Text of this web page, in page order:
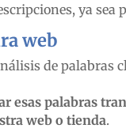
ya sea
web
de palabras
esas palabras
web o tienda.